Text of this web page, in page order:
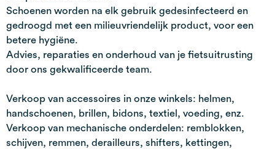
Schoenen worden na elk gebruik gedesinfecteerd en
gedroogd met een milieuvriendelijk product, voor een
betere hygiëne.
Advies, reparaties en onderhoud van je fietsuitrusting
door ons gekwalificeerde team.
Verkoop van accessoires in onze winkels: helmen,
handschoenen, brillen, bidons, textiel, voeding, enz.
Verkoop van mechanische onderdelen: remblokken,
schijven, remmen, derailleurs, shifters, kettingen,